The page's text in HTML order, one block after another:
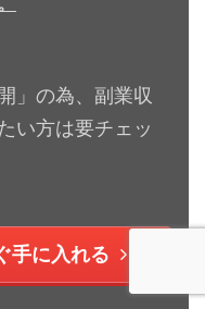
」の為、副業収
い方は要チェッ
手に入れる